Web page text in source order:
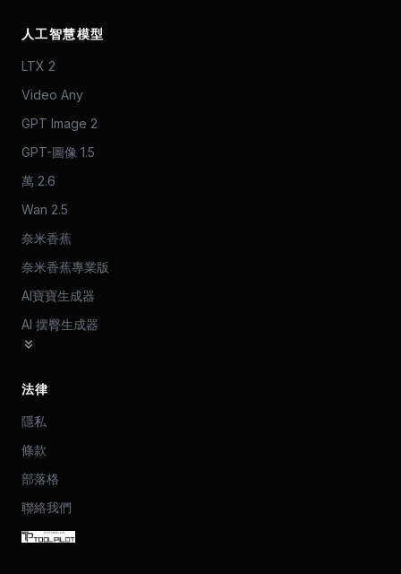
人工智慧模型
LTX 2
Video Any
GPT Image 2
GPT-圖像 1.5
萬 2.6
Wan 2.5
奈米香蕉
奈米香蕉專業版
AI寶寶生成器
AI 摆臀生成器
法律
隱私
條款
部落格
聯絡我們